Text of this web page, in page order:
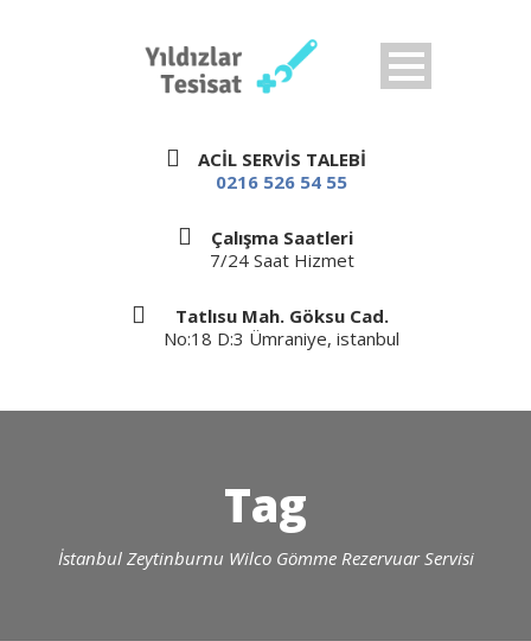
ACİL SERVİS TALEBİ
0216 526 54 55
Çalışma Saatleri
7/24 Saat Hizmet
Tatlısu Mah. Göksu Cad.
No:18 D:3 Ümraniye, istanbul
Tag
İstanbul Zeytinburnu Wilco Gömme Rezervuar Servisi